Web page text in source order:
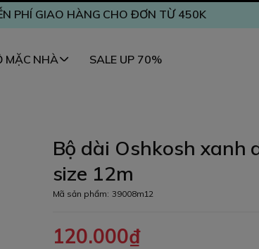
PHÍ GIAO HÀNG CHO ĐƠN TỪ 450K
MẶC NHÀ SALE UP 70%
Bộ dài Oshkosh xanh
size 12m
Mã sản phẩm: 39008m12
120.000₫